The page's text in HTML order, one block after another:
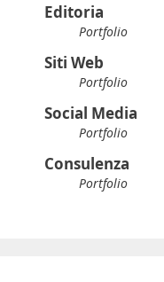
Editoria
Portfolio
Siti Web
Portfolio
Social Media
Portfolio
Consulenza
Portfolio